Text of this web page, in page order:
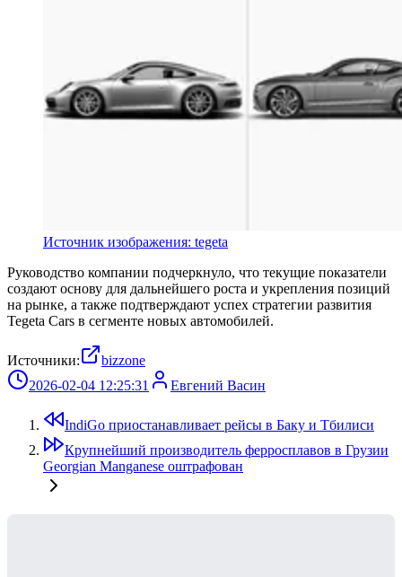
Источник изображения: tegeta
Руководство компании подчеркнуло, что текущие показатели
создают основу для дальнейшего роста и укрепления позиций
на рынке, а также подтверждают успех стратегии развития
Tegeta Cars в сегменте новых автомобилей.
Источники:
bizzone
2026-02-04 12:25:31
Евгений Васин
IndiGo приостанавливает рейсы в Баку и Тбилиси
Крупнейший производитель ферросплавов в Грузии
Georgian Manganese оштрафован